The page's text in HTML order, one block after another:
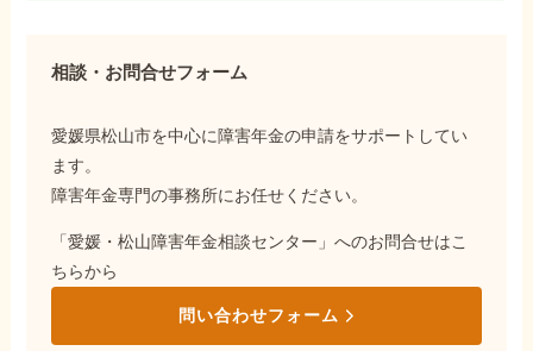
相談・お問合せフォーム
愛媛県松山市を中心に障害年金の申請をサポートしてい
ます。
障害年金専門の事務所にお任せください。
「愛媛・松山障害年金相談センター」へのお問合せはこ
ちらから
問い合わせフォーム